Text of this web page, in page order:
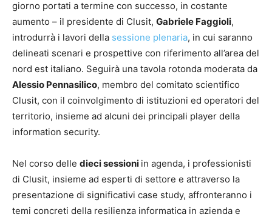
giorno portati a termine con successo, in costante
aumento – il presidente di Clusit, Gabriele Faggioli,
introdurrà i lavori della sessione plenaria, in cui saranno
delineati scenari e prospettive con riferimento all’area del
nord est italiano. Seguirà una tavola rotonda moderata da
Alessio Pennasilico, membro del comitato scientifico
Clusit, con il coinvolgimento di istituzioni ed operatori del
territorio, insieme ad alcuni dei principali player della
information security.
Nel corso delle dieci sessioni in agenda, i professionisti
di Clusit, insieme ad esperti di settore e attraverso la
presentazione di significativi case study, affronteranno i
temi concreti della resilienza informatica in azienda e